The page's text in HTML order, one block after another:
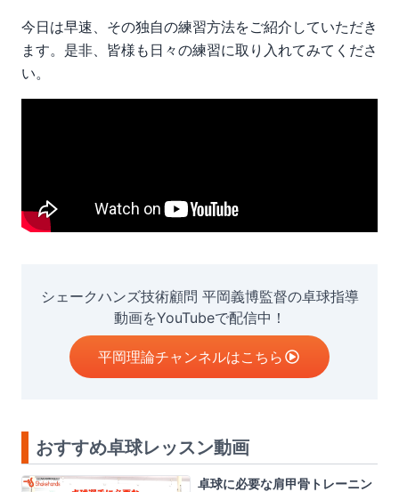
今日は早速、その独自の練習方法をご紹介していただき
ます。是非、皆様も日々の練習に取り入れてみてくださ
い。
シェークハンズ技術顧問 平岡義博監督の卓球指導
動画をYouTubeで配信中！
平岡理論チャンネルはこちら
おすすめ卓球レッスン動画
卓球に必要な肩甲骨トレーニン